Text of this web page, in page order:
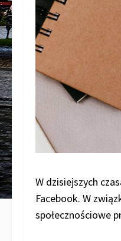
W dzisiejszych
Facebook. W
społecznościowe